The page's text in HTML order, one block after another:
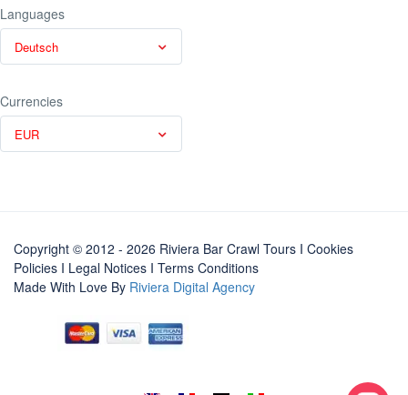
Languages
Deutsch
Currencies
EUR
Copyright © 2012 - 2026 Riviera Bar Crawl Tours I Cookies
Policies I Legal Notices I Terms Conditions
Made With Love By Riviera Digital Agency